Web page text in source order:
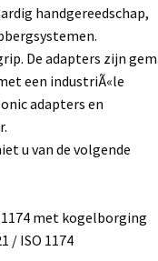
handgereedschap,
De adapters zijn
een industriÃ«le
adapters en
u van de volgende
met kogelborging
/ ISO 1174